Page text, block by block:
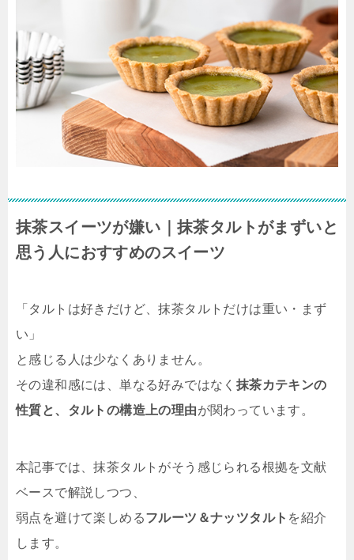
抹茶スイーツが嫌い｜抹茶タルトがまずいと
思う人におすすめのスイーツ
「タルトは好きだけど、抹茶タルトだけは重い・まず
い」
と感じる人は少なくありません。
その違和感には、単なる好みではなく 抹茶カテキンの
性質と、タルトの構造上の理由が関わっています。
本記事では、抹茶タルトがそう感じられる根拠を文献
ベースで解説しつつ、
弱点を避けて楽しめるフルーツ＆ナッツタルト を紹介
します。